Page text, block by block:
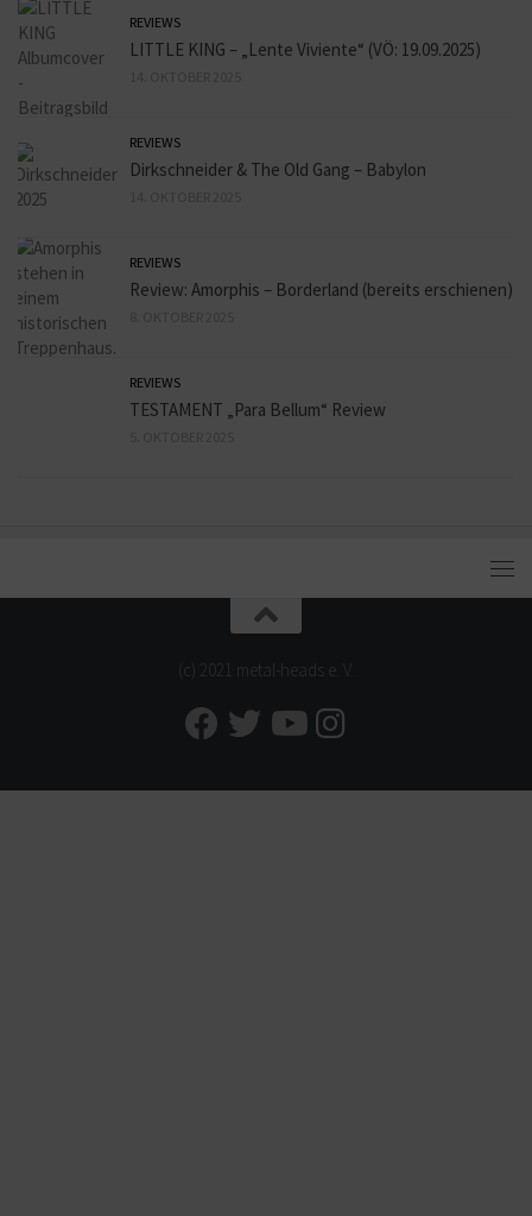
REVIEWS
LITTLE KING – „Lente Viviente“ (VÖ: 19.09.2025)
REVIEWS
Dirkschneider & The Old Gang – Babylon
REVIEWS
Review: Amorphis – Borderland (bereits erschienen)
REVIEWS
TESTAMENT „Para Bellum“ Review
(c) 2021 metal-heads e. V.